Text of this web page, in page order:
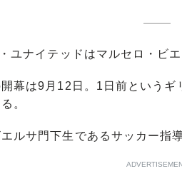
ナイテッドはマルセロ・ビ
幕は9月12日。1日前というギ
。
ルサ門下生であるサッカー指